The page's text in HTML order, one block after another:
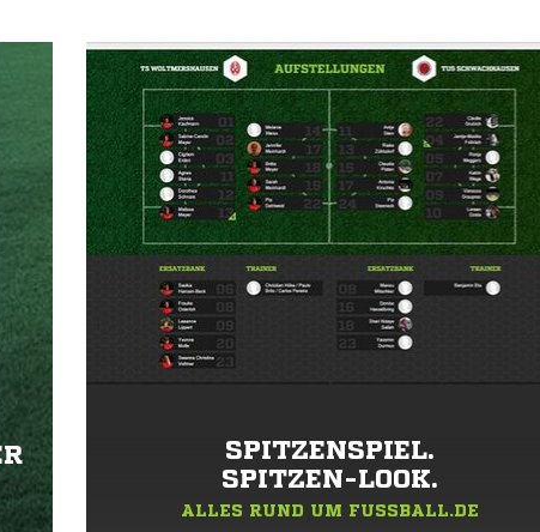
SPITZENSPIEL.
SPITZEN-LOOK.
ALLES RUND UM FUSSBALL.DE